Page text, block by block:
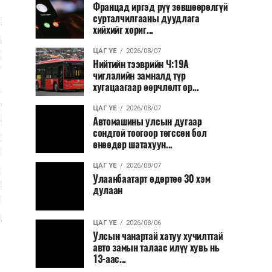
Францад иргэд рүү зөвшөөрөлгүй
сурталчилгааны дуудлага
хийхийг хориг...
ЦАГ ҮЕ 2026/08/07
Нийтийн тээврийн Ч:19А
чиглэлийн замналд түр
хугацаагаар өөрчлөлт ор...
ЦАГ ҮЕ 2026/08/07
Автомашины улсын дугаар
сондгой тоогоор төгссөн бол
өнөөдөр шатахуун...
ЦАГ ҮЕ 2026/08/07
Улаанбаатарт өдөртөө 30 хэм
дулаан
ЦАГ ҮЕ 2026/08/06
Улсын чанартай хатуу хучилттай
авто замын талаас илүү хувь нь
13-аас...